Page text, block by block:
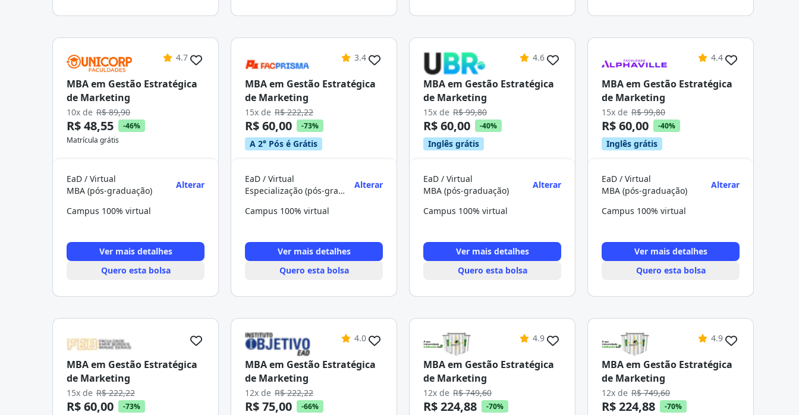
4.7
MBA em Gestão Estratégica
de Marketing
10x de R$ 89,90
R$ 48,55
-46%
Matrícula grátis
EaD / Virtual
MBA (pós-graduação)
Alterar
Campus 100% virtual
Ver mais detalhes
Quero esta bolsa
3.4
MBA em Gestão Estratégica
de Marketing
15x de R$ 222,22
R$ 60,00 -73%
A 2° Pós é Grátis
EaD / Virtual
Especialização (pós-graduação)
Alterar
Campus 100% virtual
Ver mais detalhes
Quero esta bolsa
4.6
MBA em Gestão Estratégica
de Marketing
15x de R$ 99,80
R$ 60,00 -40%
Inglês grátis
EaD / Virtual
MBA (pós-graduação)
Alterar
Campus 100% virtual
Ver mais detalhes
Quero esta bolsa
4.4
MBA em Gestão Estratégica
de Marketing
15x de R$ 99,80
R$ 60,00 -40%
Inglês grátis
EaD / Virtual
MBA (pós-graduação)
Alterar
Campus 100% virtual
Ver mais detalhes
Quero esta bolsa
MBA em Gestão Estratégica
de Marketing
15x de R$ 222,22
R$ 60,00 -73%
4.0
MBA em Gestão Estratégica
de Marketing
12x de R$ 222,22
R$ 75,00 -66%
4.9
MBA em Gestão Estratégica
de Marketing
12x de R$ 749,60
R$ 224,88 -70%
4.9
MBA em Gestão Estratégica
de Marketing
12x de R$ 749,60
R$ 224,88
-70%